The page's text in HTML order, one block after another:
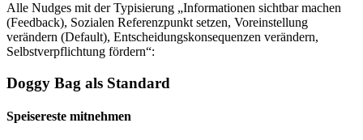
Alle Nudges mit der Typisierung „Informationen sichtbar machen
(Feedback), Sozialen Referenzpunkt setzen, Voreinstellung
verändern (Default), Entscheidungskonsequenzen verändern,
Selbstverpflichtung fördern“:
Doggy Bag als Standard
Speisereste mitnehmen